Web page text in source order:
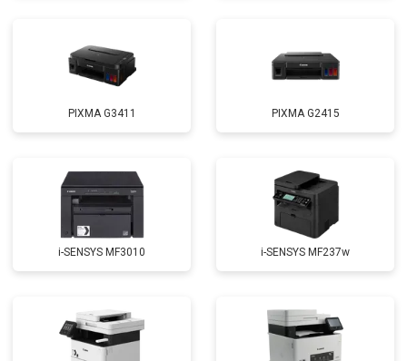
PIXMA G3411 PIXMA G2415
i-SENSYS MF3010 i-SENSYS MF237w